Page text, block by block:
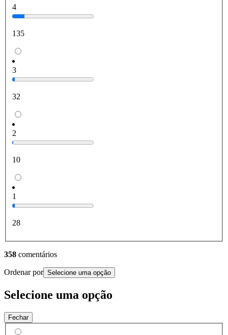
4
135
3
32
2
10
1
28
358 comentários
Ordenar por Selecione uma opção
Selecione uma opção
Fechar